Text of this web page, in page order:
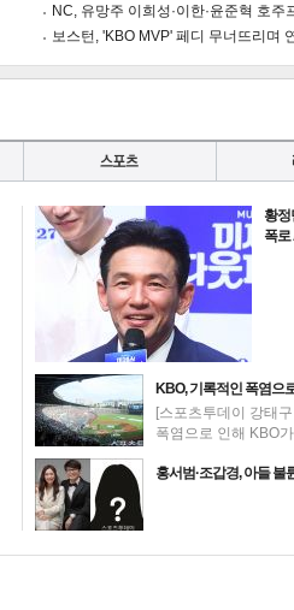
게 소
NC, 유망주 이희성·이한·윤준혁 호
보스턴, 'KBO MVP' 페디 무너뜨리며
황정
폭
KBO, 기록적인 폭염으
[스포츠투데이 강태
폭염으로 인해 KBO
홍서범·조갑경, 아들